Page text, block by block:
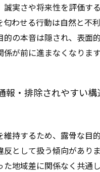
誠実さや将来性を評価す
わせる行動は自然と不利
的の本音は隠され、表面
が前に進まなくなります
報・排除されやすい構
維持するため、露骨な目
反として扱う傾向があり
地域差に関係なく共通